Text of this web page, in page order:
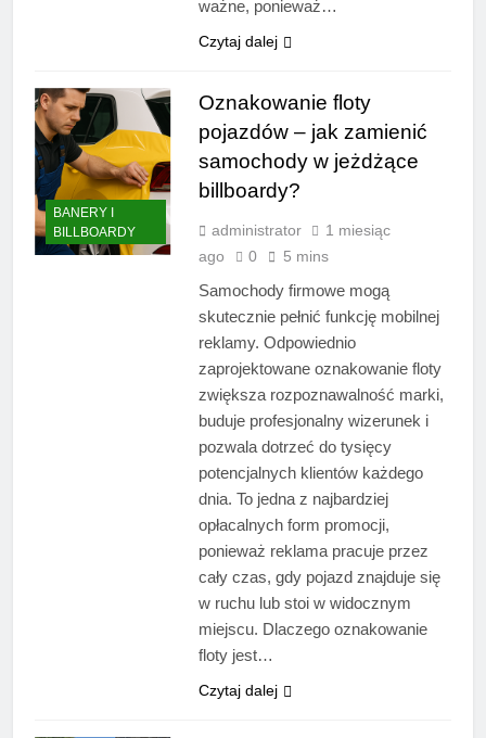
ważne, ponieważ…
Czytaj dalej
BANERY I
BILLBOARDY
Oznakowanie floty
pojazdów – jak zamienić
samochody w jeżdżące
billboardy?
administrator
1 miesiąc
ago
0 5 mins
Samochody firmowe mogą
skutecznie pełnić funkcję mobilnej
reklamy. Odpowiednio
zaprojektowane oznakowanie floty
zwiększa rozpoznawalność marki,
buduje profesjonalny wizerunek i
pozwala dotrzeć do tysięcy
potencjalnych klientów każdego
dnia. To jedna z najbardziej
opłacalnych form promocji,
ponieważ reklama pracuje przez
cały czas, gdy pojazd znajduje się
w ruchu lub stoi w widocznym
miejscu. Dlaczego oznakowanie
floty jest…
Czytaj dalej